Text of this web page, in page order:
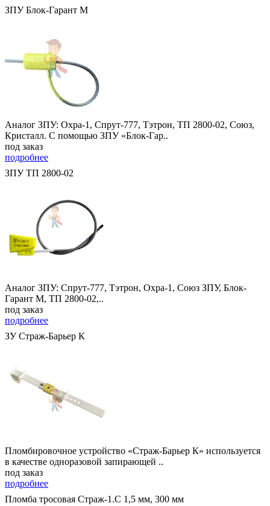
ЗПУ Блок-Гарант М
Аналог ЗПУ: Охра-1, Спрут-777, Тэтрон, ТП 2800-02, Союз,
Кристалл. С помощью ЗПУ «Блок-Гар..
под заказ
подробнее
ЗПУ ТП 2800-02
Аналог ЗПУ: Спрут-777, Тэтрон, Охра-1, Союз ЗПУ, Блок-
Гарант М, ТП 2800-02,..
под заказ
подробнее
ЗУ Страж-Барьер К
Пломбировочное устройство «Страж-Барьер К» используется
в качестве одноразовой запирающей ..
под заказ
подробнее
Пломба тросовая Страж-1.С 1,5 мм, 300 мм